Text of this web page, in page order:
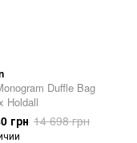
Duffle Bag
Holdall
грн 14 698 грн